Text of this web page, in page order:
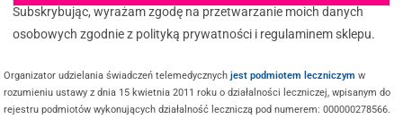
Subskrybując, wyrażam zgodę na przetwarzanie moich danych
osobowych zgodnie z polityką prywatności i regulaminem sklepu.
Organizator udzielania świadczeń telemedycznychjest podmiotem leczniczym w
rozumieniu ustawy z dnia 15 kwietnia 2011 roku o działalności leczniczej, wpisanym do
rejestru podmiotów wykonujących działalność leczniczą pod numerem: 000000278566.